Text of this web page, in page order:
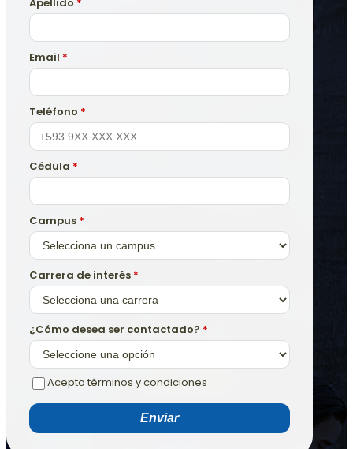
Email *
Teléfono *
Cédula *
Campus *
Carrera de interés *
¿Cómo desea ser contactado? *
Acepto términos y condiciones
Enviar